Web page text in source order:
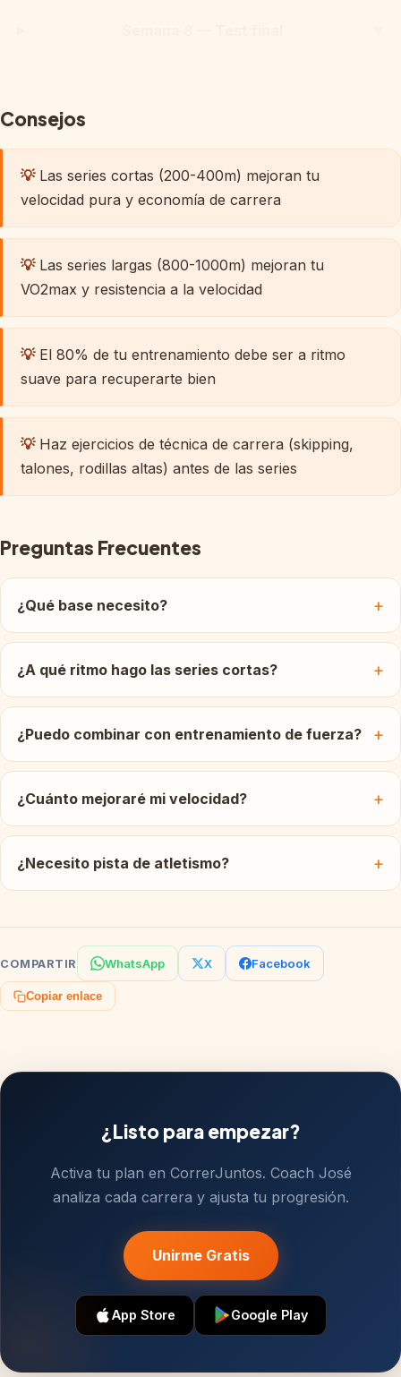
Consejos
💡Las series cortas (200-400m) mejoran tu
velocidad pura y economía de carrera
💡Las series largas (800-1000m) mejoran tu
VO2max y resistencia a la velocidad
💡El 80% de tu entrenamiento debe ser a ritmo
suave para recuperarte bien
💡Haz ejercicios de técnica de carrera (skipping,
talones, rodillas altas) antes de las series
Preguntas Frecuentes
¿Qué base necesito?
¿A qué ritmo hago las series cortas?
¿Puedo combinar con entrenamiento de fuerza?
¿Cuánto mejoraré mi velocidad?
¿Necesito pista de atletismo?
COMPARTIR WhatsApp X Facebook
Copiar enlace
¿Listo para empezar?
Activa tu plan en CorrerJuntos. Coach José
analiza cada carrera y ajusta tu progresión.
Unirme Gratis
App Store Google Play